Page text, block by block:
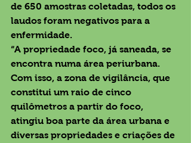
de 650 amostras coletadas, todos os
laudos foram negativos para a
enfermidade.
“A propriedade foco, já saneada, se
encontra numa área periurbana.
Com isso, a zona de vigilância, que
constitui um raio de cinco
quilômetros a partir do foco,
atingiu boa parte da área urbana e
diversas propriedades e criações de